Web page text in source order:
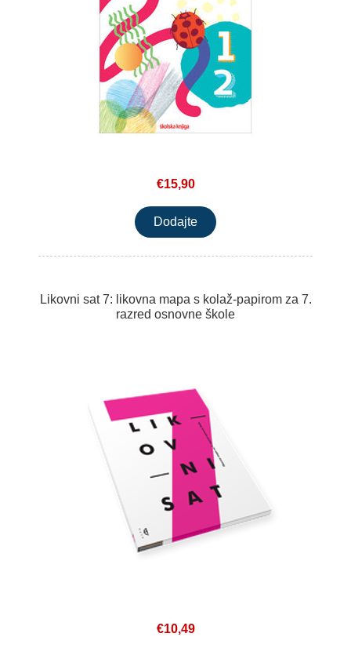
€15,90
Likovni sat 7: likovna mapa s kolaž-papirom za 7.
razred osnovne škole
€10,49